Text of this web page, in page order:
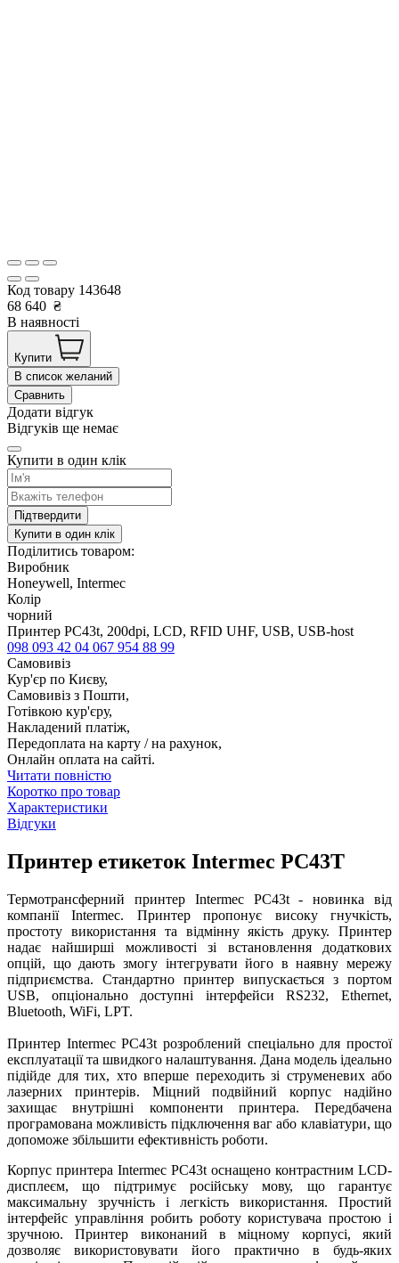
Код товару 143648
68 640 ₴
В наявності
Купити
В список желаний
Сравнить
Додати відгук
Відгуків ще немає
Купити в один клік
Підтвердити
Купити в один клік
Поділитись товаром:
Виробник
Honeywell, Intermec
Колір
чорний
Принтер PС43t, 200dpi, LCD, RFID UHF, USB, USB-host
098 093 42 04 067 954 88 99
Самовивіз
Кур'єр по Києву,
Самовивіз з Пошти,
Готівкою кур'єру,
Накладений платіж,
Передоплата на карту / на рахунок,
Онлайн оплата на сайті.
Читати повністю
Коротко про товар
Характеристики
Відгуки
Принтер етикеток Intermec PC43T
Термотрансферний принтер Intermec PC43t - новинка від
компанії Intermec. Принтер пропонує високу гнучкість,
простоту використання та відмінну якість друку. Принтер
надає найширші можливості зі встановлення додаткових
опцій, що дають змогу інтегрувати його в наявну мережу
підприємства. Стандартно принтер випускається з портом
USB, опціонально доступні інтерфейси RS232, Ethernet,
Bluetooth, WiFi, LPT.
Принтер Intermec PC43t розроблений спеціально для простої
експлуатації та швидкого налаштування. Дана модель ідеально
підійде для тих, хто вперше переходить зі струменевих або
лазерних принтерів. Міцний подвійний корпус надійно
захищає внутрішні компоненти принтера. Передбачена
програмована можливість підключення ваг або клавіатури, що
допоможе збільшити ефективність роботи.
Корпус принтера Intermec PC43t оснащено контрастним LCD-
дисплеєм, що підтримує російську мову, що гарантує
максимальну зручність і легкість використання. Простий
інтерфейс управління робить роботу користувача простою і
зручною. Принтер виконаний в міцному корпусі, який
дозволяє використовувати його практично в будь-яких